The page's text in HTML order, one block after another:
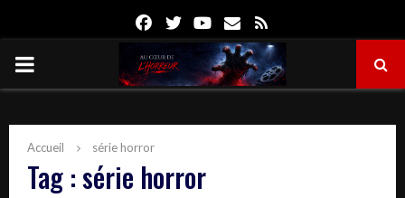
FacebookTwitterYoutube
Email
PRIMARY
Accueil série horror
Tag : série horror